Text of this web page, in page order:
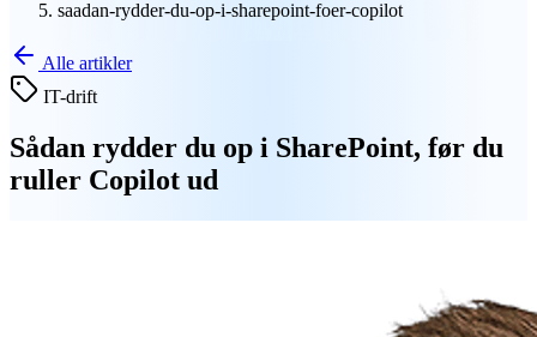
saadan-rydder-du-op-i-sharepoint-foer-copilot
Alle artikler
IT-drift
Sådan rydder du op i SharePoint, før du
ruller Copilot ud